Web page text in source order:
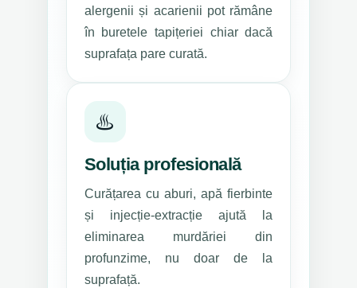
alergenii și acarienii pot rămâne
în buretele tapițeriei chiar dacă
suprafața pare curată.
♨️
Soluția profesională
Curățarea cu aburi, apă fierbinte
și injecție-extracție ajută la
eliminarea murdăriei din
profunzime, nu doar de la
suprafață.